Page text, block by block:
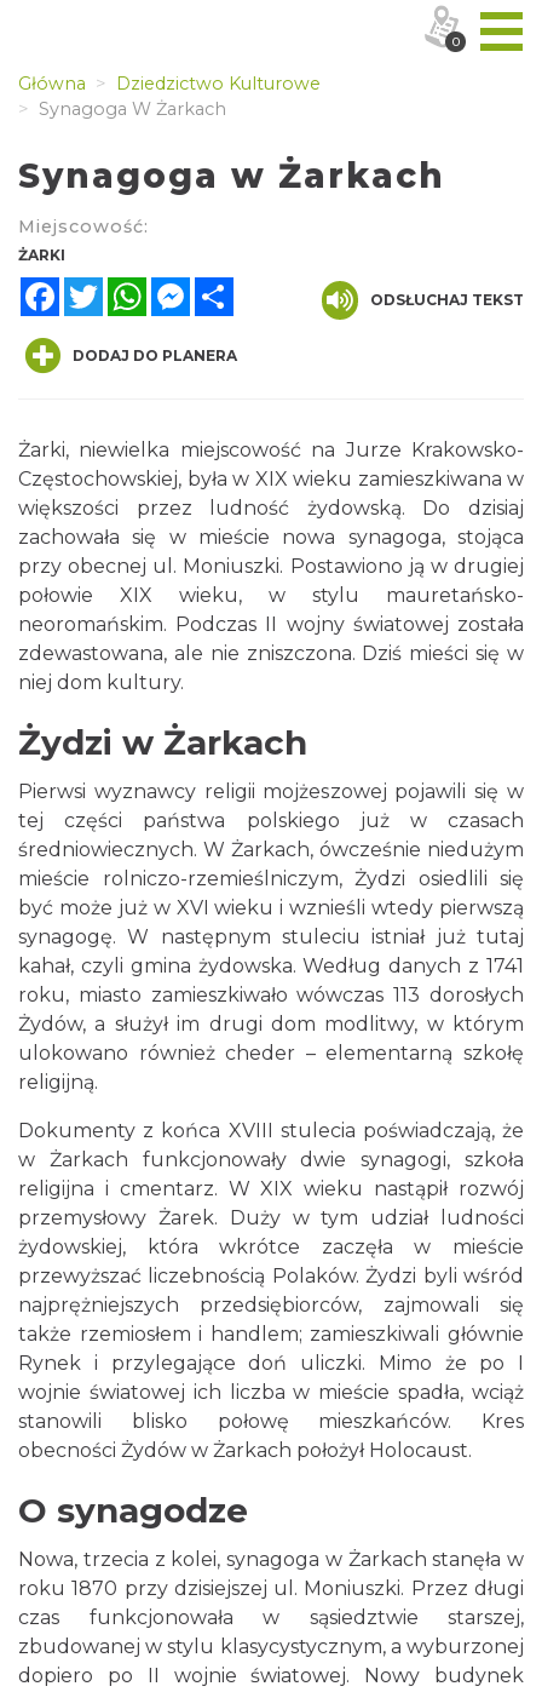
Główna
Dziedzictwo Kulturowe
Synagoga W Żarkach
Synagoga w Żarkach
Miejscowość:
ŻARKI
FacebookTwitterWhatsAppMessenger
ODSŁUCHAJ TEKST
DODAJ DO PLANERA
Żarki, niewielka miejscowość na Jurze Krakowsko-
Częstochowskiej, była w XIX wieku zamieszkiwana w
większości przez ludność żydowską. Do dzisiaj
zachowała się w mieście nowa synagoga, stojąca
przy obecnej ul. Moniuszki. Postawiono ją w drugiej
połowie XIX wieku, w stylu mauretańsko-
neoromańskim. Podczas II wojny światowej została
zdewastowana, ale nie zniszczona. Dziś mieści się w
niej dom kultury.
Żydzi w Żarkach
Pierwsi wyznawcy religii mojżeszowej pojawili się w
tej części państwa polskiego już w czasach
średniowiecznych. W Żarkach, ówcześnie niedużym
mieście rolniczo-rzemieślniczym, Żydzi osiedlili się
być może już w XVI wieku i wznieśli wtedy pierwszą
synagogę. W następnym stuleciu istniał już tutaj
kahał, czyli gmina żydowska. Według danych z 1741
roku, miasto zamieszkiwało wówczas 113 dorosłych
Żydów, a służył im drugi dom modlitwy, w którym
ulokowano również cheder – elementarną szkołę
religijną.
Dokumenty z końca XVIII stulecia poświadczają, że
w Żarkach funkcjonowały dwie synagogi, szkoła
religijna i cmentarz. W XIX wieku nastąpił rozwój
przemysłowy Żarek. Duży w tym udział ludności
żydowskiej, która wkrótce zaczęła w mieście
przewyższać liczebnością Polaków. Żydzi byli wśród
najprężniejszych przedsiębiorców, zajmowali się
także rzemiosłem i handlem; zamieszkiwali głównie
Rynek i przylegające doń uliczki. Mimo że po I
wojnie światowej ich liczba w mieście spadła, wciąż
stanowili blisko połowę mieszkańców. Kres
obecności Żydów w Żarkach położył Holocaust.
O synagodze
Nowa, trzecia z kolei, synagoga w Żarkach stanęła w
roku 1870 przy dzisiejszej ul. Moniuszki. Przez długi
czas funkcjonowała w sąsiedztwie starszej,
zbudowanej w stylu klasycystycznym, a wyburzonej
dopiero po II wojnie światowej. Nowy budynek
0